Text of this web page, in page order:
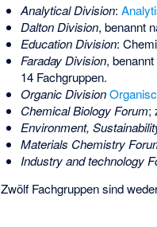
Analytical Division:
Dalton Division, benannt
Education Division:
Faraday Division,
14 Fachgruppen.
Organic Division
Chemical Biology Forum;
Environment,
Materials Chemistry
Industry and technology
Zwölf Fachgruppen sind